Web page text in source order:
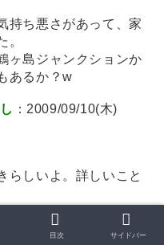
持ち悪さがあって、家
。
ヶ島ジャンクションか
あるか？w
：2009/09/10(木)
らしいよ。詳しいこと
のあたりだけ、後ろか
ってきたりすることは
目次 サイドバー